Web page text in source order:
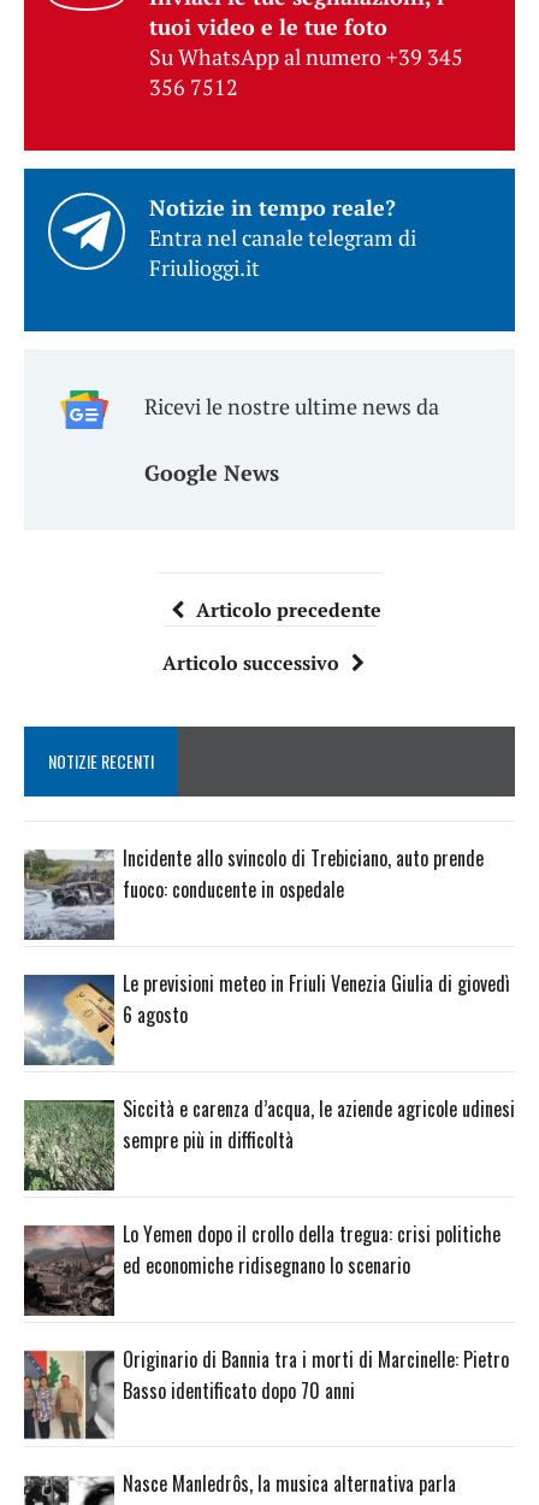
tuoi video e le tue foto
Su WhatsApp al numero +39 345
356 7512
Notizie in tempo reale?
Entra nel canale telegram di
Friulioggi.it
Ricevi le nostre ultime news da
Google News
Articolo precedente
Articolo successivo
NOTIZIE RECENTI
Incidente allo svincolo di Trebiciano, auto prende
fuoco: conducente in ospedale
Le previsioni meteo in Friuli Venezia Giulia di giovedì
6 agosto
Siccità e carenza d’acqua, le aziende agricole udinesi
sempre più in difficoltà
Lo Yemen dopo il crollo della tregua: crisi politiche
ed economiche ridisegnano lo scenario
Originario di Bannia tra i morti di Marcinelle: Pietro
Basso identificato dopo 70 anni
Nasce Manledrôs, la musica alternativa parla